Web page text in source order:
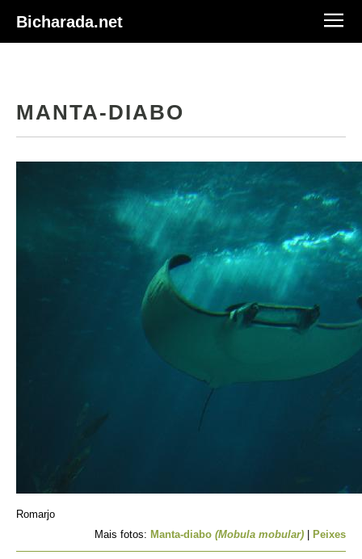
Bicharada.net
MANTA-DIABO
Romarjo
Mais fotos: Manta-diabo (Mobula mobular) Peixes